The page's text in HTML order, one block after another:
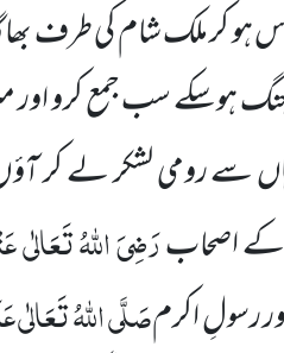
ہو کر ملک شام کی طرف
ہوسکے سب جمع کرو
رومی لشکر لے کر آؤں
اصحابرَضِیَ اللہُ تَعَالٰی
رسولِ اکرمصَلَّی اللہُ